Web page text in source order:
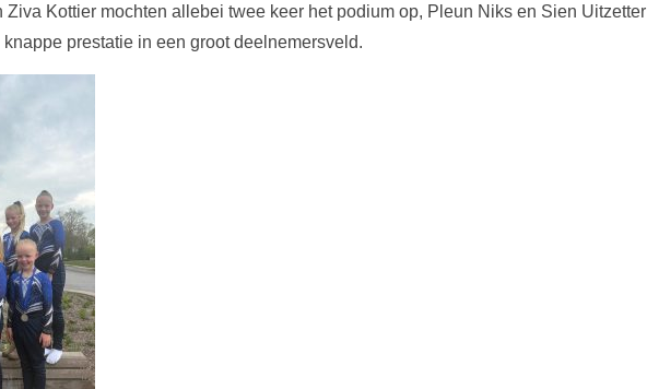
Ziva Kottier mochten allebei twee keer het podium op, Pleun Niks en Sien Uitzetter
prestatie in een groot deelnemersveld.